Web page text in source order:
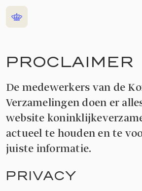
Home
PROCLAIMER
De medewerkers van de
Verzamelingen doen er
website
actueel te houden en te
juiste informatie.
PRIVACY